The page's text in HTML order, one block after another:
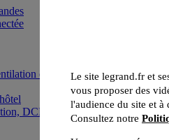
et climatisation
DCL et boîte de sol
Le site legrand.fr et
vous proposer des
l'audience du site et à
Consultez notre